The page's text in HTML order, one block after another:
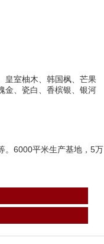
皇室柚木、韩国枫、芒果
金、瓷白、香槟银、银河
。6000平米生产基地，5万